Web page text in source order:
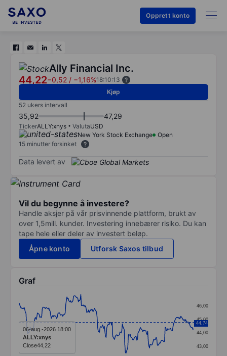
Opprett konto
Ally Financial Inc.
44,22−0,52 / −1,16%18:10:13
Kjøp
52 ukers intervall
35,92 47,29
TickerALLY:xnys ValutaUSD
New York Stock Exchange
Open
15 minutter forsinket
Data levert av
Vil du begynne å investere?
Handle aksjer på vår prisvinnende plattform, brukt av
over 1,5mill. kunder. Investering innebærer risiko. Du kan
tape hele eller deler av investert beløp.
Åpne konto
Utforsk Saxos tilbud
Graf
Line chart with 292 data points.
The chart has 1 X axis displaying categories.
The chart has 1 Y axis displaying values. Data43,00
44,00
45,00
46,00
44,74
06-aug.-2026 18:00
ALLY:xnys
Close44,22